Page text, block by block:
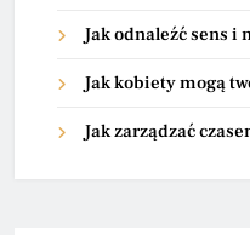
Jak odnaleźć sens i
Jak kobiety mogą
Jak zarządzać